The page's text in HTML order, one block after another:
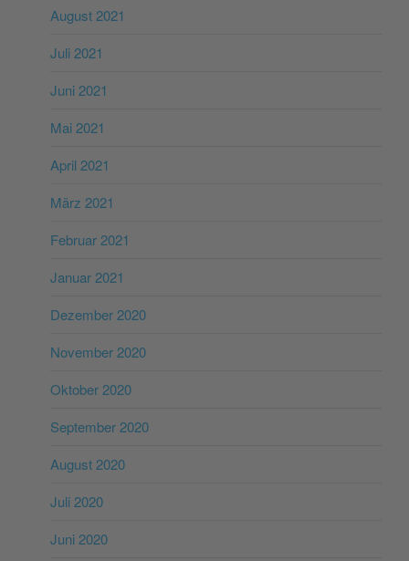
August 2021
Juli 2021
Juni 2021
Mai 2021
April 2021
März 2021
Februar 2021
Januar 2021
Dezember 2020
November 2020
Oktober 2020
September 2020
August 2020
Juli 2020
Juni 2020